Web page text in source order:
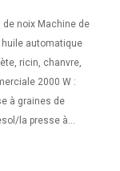
noix Machine de
automatique
ricin, chanvre,
2000 W :
à graines de
la presse à
degré